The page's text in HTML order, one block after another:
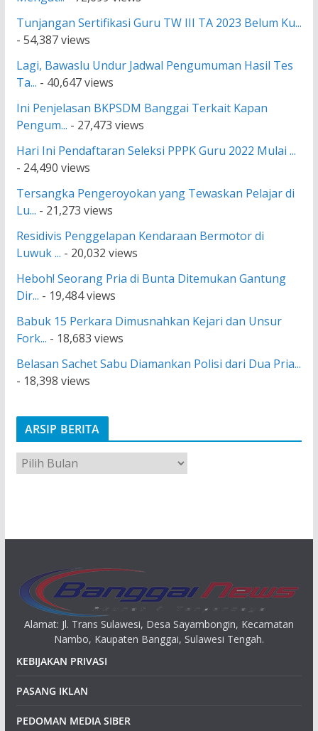
Tunjangan Sertifikasi Guru TW III TA 2023 Belum Ku...
- 54,387 views
Lagi, Bawaslu Undur Jadwal Pengumuman Hasil Tes
Ta... - 40,647 views
Ini Penjelasan BKPSDM Banggai Terkait Kapan
Pengum... - 27,473 views
Hari Ini Pendaftaran Seleksi PPPK Guru 2022 Mulai ...
- 24,490 views
Tersangka Pengeroyokan yang Tewaskan Pelajar di
Lu... - 21,273 views
Residivis Penggelapan Kendaraan Bermotor di
Luwuk ... - 20,032 views
Heboh! Seorang Pria di Bunta Ditemukan Gantung
Dir... - 19,484 views
Babuk 15 Perkara Dimusnahkan Kejari dan Unsur
Fork... - 18,683 views
Belasan Sachet Sabu Diamankan Polisi dari Dua Pria...
- 18,398 views
ARSIP BERITA
A
r
Alamat: Jl. Trans Sulawesi, Desa Sayambongin, Kecamatan
Nambo, Kaupaten Banggai, Sulawesi Tengah.
KEBIJAKAN PRIVASI
PASANG IKLAN
PEDOMAN MEDIA SIBER